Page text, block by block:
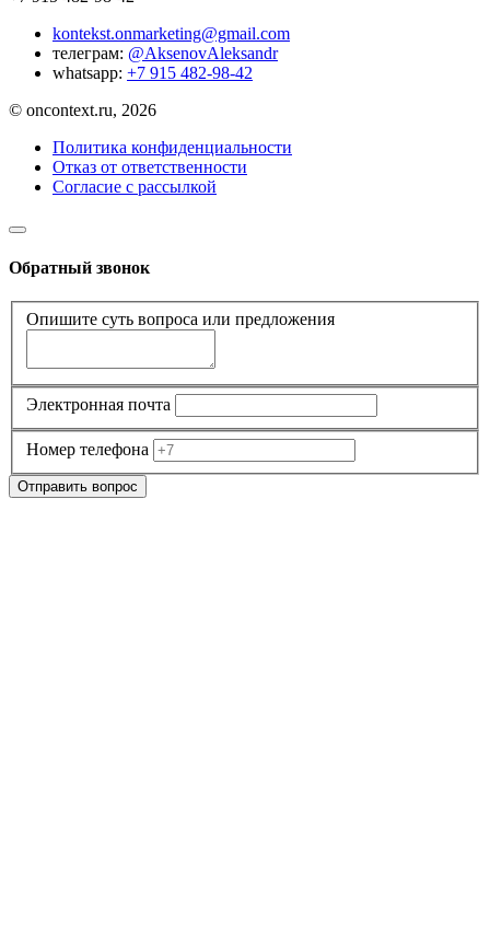
kontekst.onmarketing@gmail.com
телеграм: @AksenovAleksandr
whatsapp: +7 915 482-98-42
© oncontext.ru, 2026
Политика конфиденциальности
Отказ от ответственности
Согласие с рассылкой
Обратный звонок
Опишите суть вопроса или предложения
Электронная почта
Номер телефона
Отправить вопрос